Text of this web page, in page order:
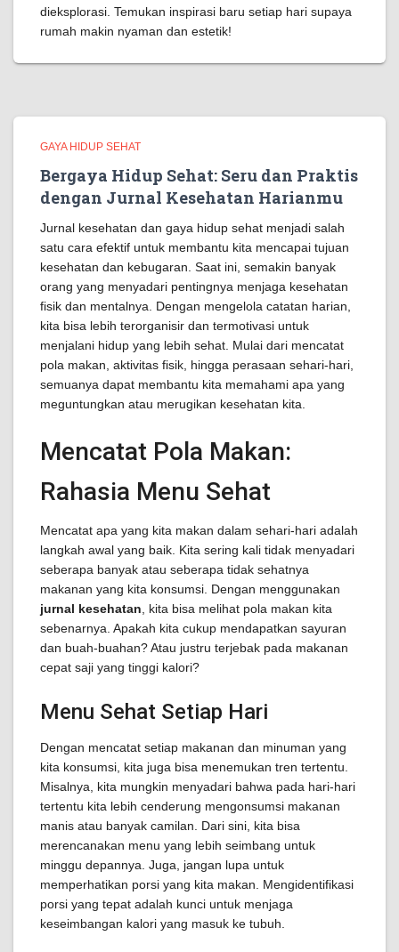
dieksplorasi. Temukan inspirasi baru setiap hari supaya
rumah makin nyaman dan estetik!
GAYA HIDUP SEHAT
Bergaya Hidup Sehat: Seru dan Praktis
dengan Jurnal Kesehatan Harianmu
Jurnal kesehatan dan gaya hidup sehat menjadi salah
satu cara efektif untuk membantu kita mencapai tujuan
kesehatan dan kebugaran. Saat ini, semakin banyak
orang yang menyadari pentingnya menjaga kesehatan
fisik dan mentalnya. Dengan mengelola catatan harian,
kita bisa lebih terorganisir dan termotivasi untuk
menjalani hidup yang lebih sehat. Mulai dari mencatat
pola makan, aktivitas fisik, hingga perasaan sehari-hari,
semuanya dapat membantu kita memahami apa yang
meguntungkan atau merugikan kesehatan kita.
Mencatat Pola Makan:
Rahasia Menu Sehat
Mencatat apa yang kita makan dalam sehari-hari adalah
langkah awal yang baik. Kita sering kali tidak menyadari
seberapa banyak atau seberapa tidak sehatnya
makanan yang kita konsumsi. Dengan menggunakan
jurnal kesehatan , kita bisa melihat pola makan kita
sebenarnya. Apakah kita cukup mendapatkan sayuran
dan buah-buahan? Atau justru terjebak pada makanan
cepat saji yang tinggi kalori?
Menu Sehat Setiap Hari
Dengan mencatat setiap makanan dan minuman yang
kita konsumsi, kita juga bisa menemukan tren tertentu.
Misalnya, kita mungkin menyadari bahwa pada hari-hari
tertentu kita lebih cenderung mengonsumsi makanan
manis atau banyak camilan. Dari sini, kita bisa
merencanakan menu yang lebih seimbang untuk
minggu depannya. Juga, jangan lupa untuk
memperhatikan porsi yang kita makan. Mengidentifikasi
porsi yang tepat adalah kunci untuk menjaga
keseimbangan kalori yang masuk ke tubuh.